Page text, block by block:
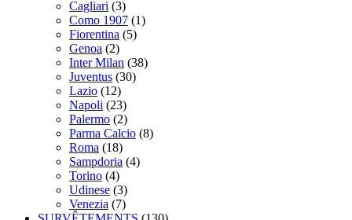
Cagliari (3)
Como 1907 (1)
Fiorentina (5)
Genoa (2)
Inter Milan (38)
Juventus (30)
Lazio (12)
Napoli (23)
Palermo (2)
Parma Calcio (8)
Roma (18)
Sampdoria (4)
Torino (4)
Udinese (3)
Venezia (7)